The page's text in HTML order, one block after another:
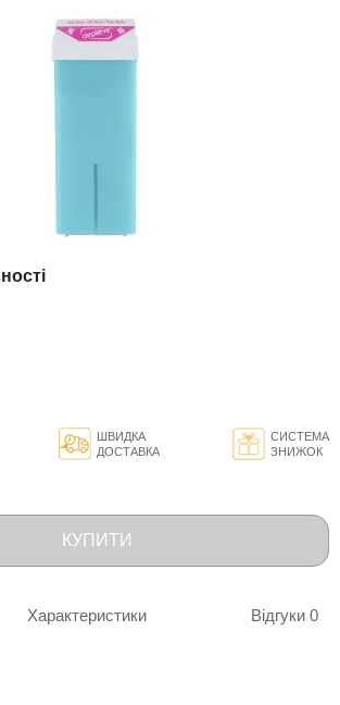
ШВИДКА
ДОСТАВКА
СИСТЕМА
ЗНИЖОК
КУПИТИ
Характеристики Відгуки 0